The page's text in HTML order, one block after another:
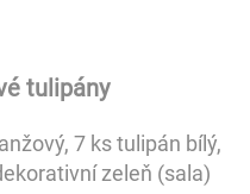
tulipány
7 ks tulipán bílý,
zeleň (sala)